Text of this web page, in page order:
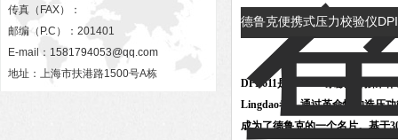
传真（FAX）：
邮编（P.C）：201401
E-mail： 1581794053@qq.com
地址：上海市扶港路1500号A栋
德鲁克便携式压力校验仪
德
DPI 611是DPI 600家族里的第四
Lingdao者，通过革命性的造压
成为了德鲁克的一个名片。基于